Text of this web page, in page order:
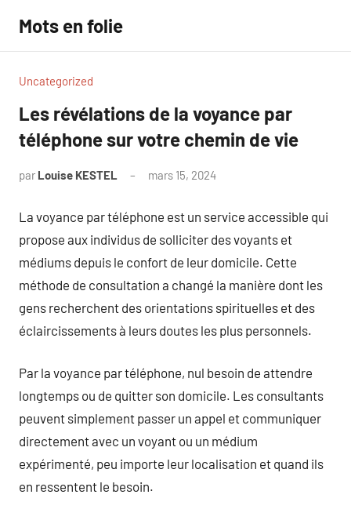
contenu
Mots en folie
Uncategorized
Les révélations de la voyance par
téléphone sur votre chemin de vie
par Louise KESTEL mars 15, 2024
La voyance par téléphone est un service accessible qui
propose aux individus de solliciter des voyants et
médiums depuis le confort de leur domicile. Cette
méthode de consultation a changé la manière dont les
gens recherchent des orientations spirituelles et des
éclaircissements à leurs doutes les plus personnels.
Par la voyance par téléphone, nul besoin de attendre
longtemps ou de quitter son domicile. Les consultants
peuvent simplement passer un appel et communiquer
directement avec un voyant ou un médium
expérimenté, peu importe leur localisation et quand ils
en ressentent le besoin.